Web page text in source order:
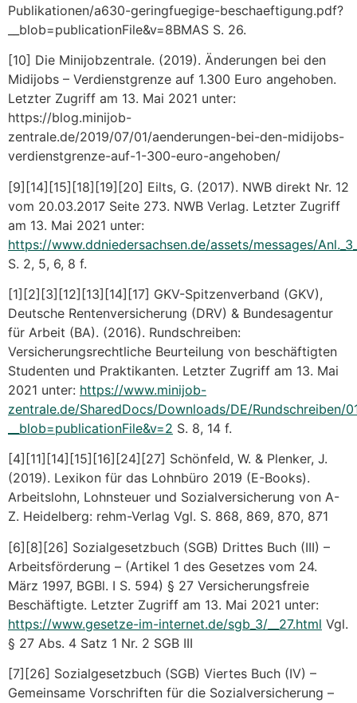
Publikationen/a630-geringfuegige-beschaeftigung.pdf?
__blob=publicationFile&v=8BMAS S. 26.
[10] Die Minijobzentrale. (2019). Änderungen bei den
Midijobs – Verdienstgrenze auf 1.300 Euro angehoben.
Letzter Zugriff am 13. Mai 2021 unter:
https://blog.minijob-
zentrale.de/2019/07/01/aenderungen-bei-den-midijobs-
verdienstgrenze-auf-1-300-euro-angehoben/
[9][14][15][18][19][20] Eilts, G. (2017). NWB direkt Nr. 12
vom 20.03.2017 Seite 273. NWB Verlag. Letzter Zugriff
am 13. Mai 2021 unter:
https://www.ddniedersachsen.de/assets/messages/
S. 2, 5, 6, 8 f.
[1][2] [3][12][13][14][17] GKV-Spitzenverband (GKV),
Deutsche Rentenversicherung (DRV) & Bundesagentur
für Arbeit (BA). (2016). Rundschreiben:
Versicherungsrechtliche Beurteilung von beschäftigten
Studenten und Praktikanten. Letzter Zugriff am 13. Mai
2021 unter: https://www.minijob-
zentrale.de/SharedDocs/Downloads/DE/Rundschreiben/
__blob=publicationFile&v=2 S. 8, 14 f.
[4][11][14] [15][16][24][27] Schönfeld, W. & Plenker, J.
(2019). Lexikon für das Lohnbüro 2019 (E-Books).
Arbeitslohn, Lohnsteuer und Sozialversicherung von A-
Z. Heidelberg: rehm-Verlag Vgl. S. 868, 869, 870, 871
[6][8][26] Sozialgesetzbuch (SGB) Drittes Buch (III) –
Arbeitsförderung – (Artikel 1 des Gesetzes vom 24.
März 1997, BGBl. I S. 594) § 27 Versicherungsfreie
Beschäftigte. Letzter Zugriff am 13. Mai 2021 unter:
https://www.gesetze-im-internet.de/sgb_3/__27.html Vgl.
§ 27 Abs. 4 Satz 1 Nr. 2 SGB III
[7][26] Sozialgesetzbuch (SGB) Viertes Buch (IV) –
Gemeinsame Vorschriften für die Sozialversicherung –